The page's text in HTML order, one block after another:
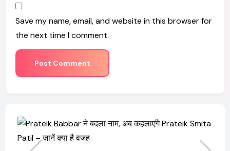
Save my name, email, and website in this browser for
the next time I comment.